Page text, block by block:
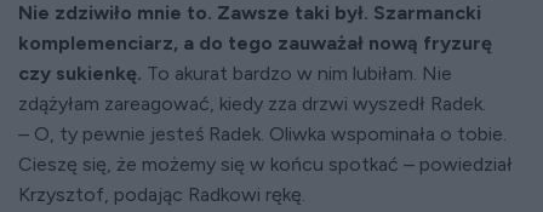
Nie zdziwiło mnie to. Zawsze taki był. Szarmancki
komplemenciarz, a do tego zauważał nową fryzurę
czy sukienkę. To akurat bardzo w nim lubiłam. Nie
zdążyłam zareagować, kiedy zza drzwi wyszedł Radek.
– O, ty pewnie jesteś Radek. Oliwka wspominała o tobie.
Cieszę się, że możemy się w końcu spotkać – powiedział
Krzysztof, podając Radkowi rękę.